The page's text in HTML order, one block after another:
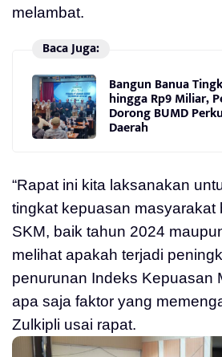
melambat.
Baca Juga:
Bangun Banua
hingga Rp9 Miliar,
Dorong BUMD
Daerah
“Rapat ini kita laksanakan
tingkat kepuasan masyarakat
SKM, baik tahun 2024
melihat apakah terjadi
penurunan Indeks Kepuasan
apa saja faktor yang
Zulkipli usai rapat.